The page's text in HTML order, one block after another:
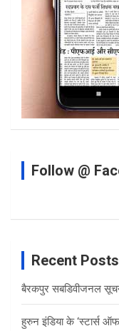
Follow @
Recent Posts
बैरकपुर सबडिवीजनल
हुरुन इंडिया के ‘स्टार्स